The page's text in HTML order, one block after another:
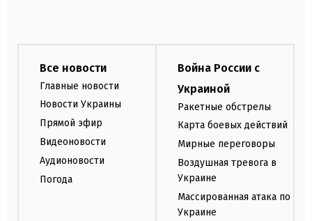
Все новости
Главные новости
Новости Украины
Прямой эфир
Видеоновости
Аудионовости
Погода
Война России с
Украиной
Ракетные обстрелы
Карта боевых действий
Мирные переговоры
Воздушная тревога в
Украине
Массированная атака по
Украине